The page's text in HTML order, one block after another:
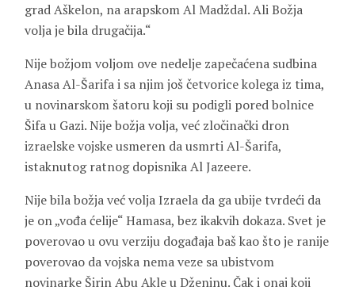
grad Aškelon, na arapskom Al Madždal. Ali Božja
volja je bila drugačija.“
Nije božjom voljom ove nedelje zapečaćena sudbina
Anasa Al-Šarifa i sa njim još četvorice kolega iz tima,
u novinarskom šatoru koji su podigli pored bolnice
Šifa u Gazi. Nije božja volja, već zločinački dron
izraelske vojske usmeren da usmrti Al-Šarifa,
istaknutog ratnog dopisnika Al Jazeere.
Nije bila božja već volja Izraela da ga ubije tvrdeći da
je on „vođa ćelije“ Hamasa, bez ikakvih dokaza. Svet je
poverovao u ovu verziju događaja baš kao što je ranije
poverovao da vojska nema veze sa ubistvom
novinarke Širin Abu Akle u Dženinu. Čak i onaj koji